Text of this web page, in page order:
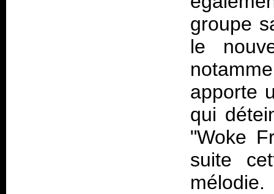
groupe
le
apporte
qui
"Woke
suite
mélodie.